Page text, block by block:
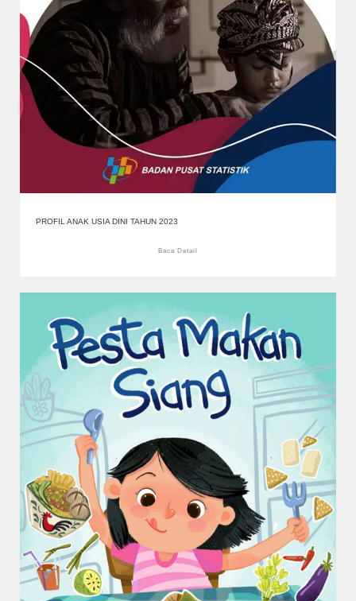
PROFIL ANAK USIA DINI TAHUN 2023
Baca Detail